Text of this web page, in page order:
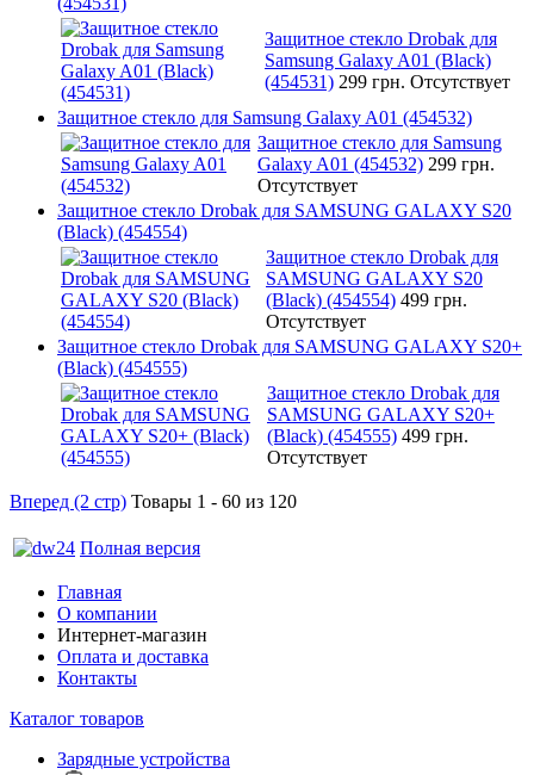
Защитное стекло Drobak для
Samsung Galaxy A01 (Black)
(454531) 299 грн. Отсутствует
Защитное стекло для Samsung Galaxy A01 (454532)
Защитное стекло для Samsung
Galaxy A01 (454532) 299 грн.
Отсутствует
Защитное стекло Drobak для SAMSUNG GALAXY S20
(Black) (454554)
Защитное стекло Drobak для
SAMSUNG GALAXY S20
(Black) (454554) 499 грн.
Отсутствует
Защитное стекло Drobak для SAMSUNG GALAXY S20+
(Black) (454555)
Защитное стекло Drobak для
SAMSUNG GALAXY S20+
(Black) (454555) 499 грн.
Отсутствует
Вперед (2 стр) Товары 1 - 60 из 120
Полная версия
Главная
О компании
Интернет-магазин
Оплата и доставка
Контакты
Каталог товаров
Зарядные устройства